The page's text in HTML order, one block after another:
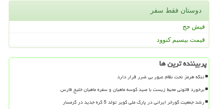
دوستان فقط سفر
فیش حج
قیمت بیسیم کنوود
پربیننده ترین ها
تنگه هرمز تحت نظام عبور بی ضرر قرار دارد
برخورد قانونی محیط زیست با صید کوسه ماهیان و سفره ماهیان خلیج فارس
رشد جمعیت گورخر ایرانی در پارک ملی کویر تولد 5 کره جدید در گرمسار